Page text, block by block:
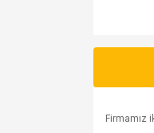
Firmamız